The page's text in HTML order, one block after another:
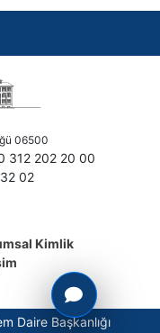
06500
312 202 20 00
02
Kimlik
Daire Başkanlığı